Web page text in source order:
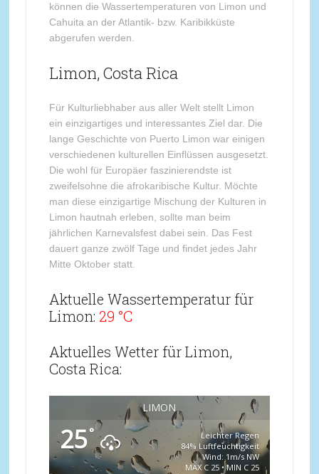
können die Wassertemperaturen von Limon und
Cahuita an der Atlantik- bzw. Karibikküste
abgerufen werden.
Limon, Costa Rica
Für Kulturliebhaber aus aller Welt stellt Limon
ein einzigartiges und interessantes Ziel dar. Die
lange Geschichte von Puerto Limon war einigen
verschiedenen kulturellen Einflüssen ausgesetzt.
Die wohl für Europäer faszinierendste ist
zweifelsohne die afrokaribische Kultur. Möchte
man diese einzigartige Mischung der Kulturen in
Limon hautnah erleben, sollte man beim
jährlichen Karnevalsfest dabei sein. Das Fest
dauert ganze zwölf Tage und findet jedes Jahr
Mitte Oktober statt.
Aktuelle Wassertemperatur für
Limon: 29 °C
Aktuelles Wetter für Limon,
Costa Rica:
LIMON
25°
Leichter Regen
84% Luftfeuchtigkeit
Wind: 1m/s NW
MAX C 25 • MIN C 25